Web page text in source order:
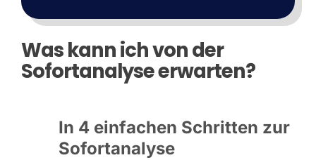
Was kann ich von der
Sofortanalyse erwarten?
In 4 einfachen Schritten zur
Sofortanalyse